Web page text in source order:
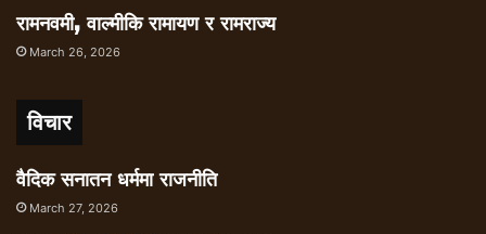
रामनवमी, वाल्मीकि रामायण र रामराज्य
March 26, 2026
विचार
वैदिक सनातन धर्ममा राजनीति
March 27, 2026